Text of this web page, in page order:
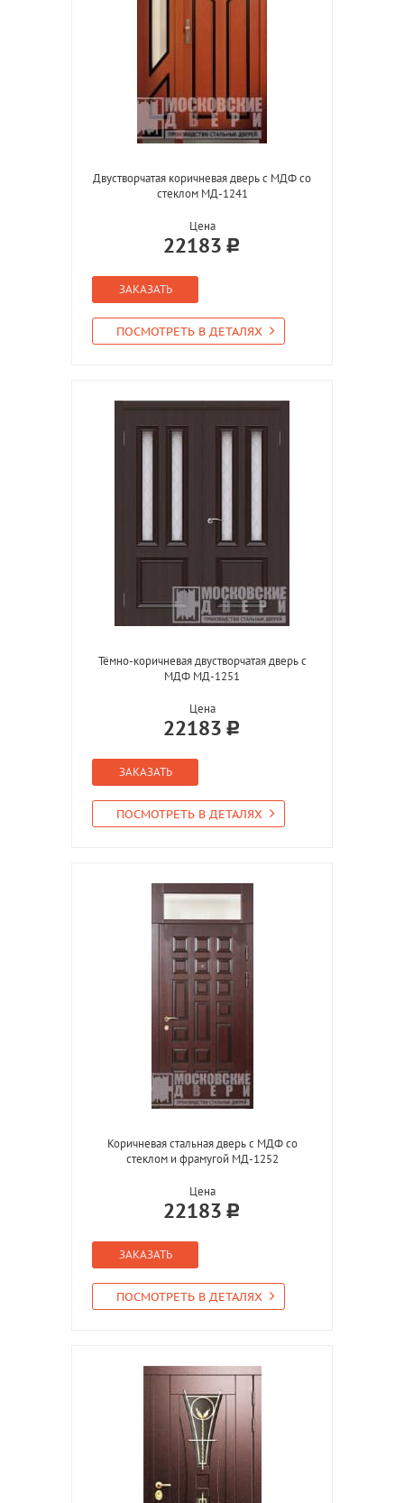
Двустворчатая коричневая дверь с МДФ со
стеклом МД-1241
Цена
22183
ЗАКАЗАТЬ
ПОСМОТРЕТЬ В ДЕТАЛЯХ
Тёмно-коричневая двустворчатая дверь с
МДФ МД-1251
Цена
22183
ЗАКАЗАТЬ
ПОСМОТРЕТЬ В ДЕТАЛЯХ
Коричневая стальная дверь с МДФ со
стеклом и фрамугой МД-1252
Цена
22183
ЗАКАЗАТЬ
ПОСМОТРЕТЬ В ДЕТАЛЯХ